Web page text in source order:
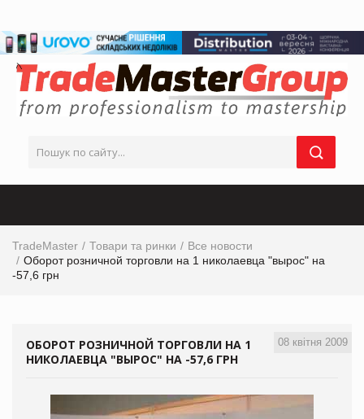
TradeMaster Товари та ринки
Все новости
Оборот розничной торговли на 1 николаевца "вырос" на
-57,6 грн
08 квітня 2009
ОБОРОТ РОЗНИЧНОЙ ТОРГОВЛИ НА 1
НИКОЛАЕВЦА "ВЫРОС" НА -57,6 ГРН